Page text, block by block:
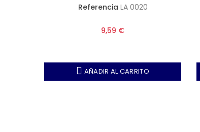
Referencia LA 0020
9,59 €
AÑADIR AL CARRITO